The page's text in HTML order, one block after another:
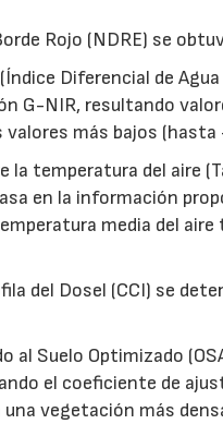
Rojo (NDRE) se
Diferencial de
G-NIR, resultando
más bajos
la temperatura del aire
en la información
media del
del Dosel (CCI) se
al Suelo Optimizado
el coeficiente de
vegetación más